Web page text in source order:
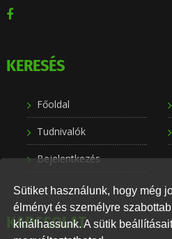
Sütiket használunk, hogy még
élményt és személyre
kínálhassunk. A sütik
KERESÉS
Főoldal
Tudnivalók
Bejelentkezés
KAPCSOLAT